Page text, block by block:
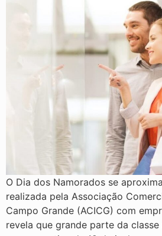
O Dia dos Namorados se
realizada pela Associação
Campo Grande (ACICG) com
revela que grande parte da